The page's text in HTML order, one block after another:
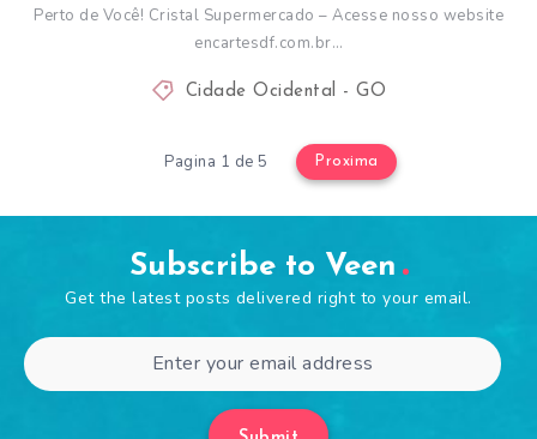
Perto de Você! Cristal Supermercado – Acesse nosso website
encartesdf.com.br…
Cidade Ocidental - GO
Pagina 1 de 5 Proxima
Subscribe to Veen
Get the latest posts delivered right to your email.